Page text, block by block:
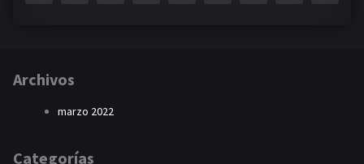
Archivos
marzo 2022
Categorías